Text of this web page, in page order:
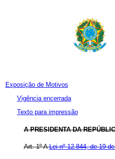
Exposição de Motivos
Vigência encerrada
Texto para impressão
A PRESIDENTA DA
Art. 1º ALei nº 12.844, de 19